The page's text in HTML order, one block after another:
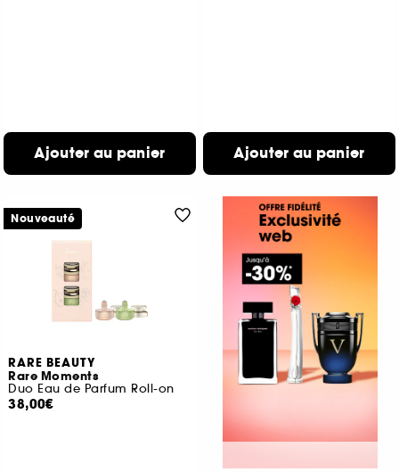
Ajouter au panier Ajouter au panier
RARE BEAUTY
Rare Moments
Duo Eau de Parfum Roll-on
38,00€
Nouveauté